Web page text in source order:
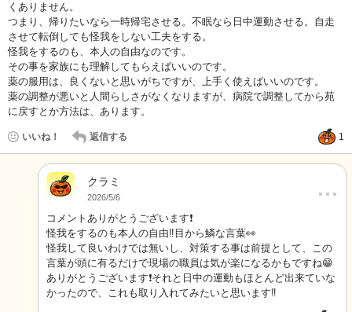
くありません。
つまり、帰りたいなら一時帰宅させる。不眠なら日中運動させる。自走
させて転倒しても怪我をしない工夫をする。
怪我をするのも、本人の自由なのです。
その事を家族にも理解してもらえばいいのです。
薬の服用は、良くないと思いがちですが、上手く使えばいいのです。
薬の調整が悪いと人間らしさがなくなりますが、病院で調整してから苑
に戻すとか方法は、あります。
いいね！ 返信する 1
クラミ
2026/5/6 …
コメントありがとうございます❗️
怪我をするのも本人の自由‼️目から鱗な言葉👀
怪我して良いわけでは無いし、対策する事は前提として、この
言葉が頭に有るだけで現場の職員は気が楽になるかもですね😁
ありがとうございます❗️それと日中の運動もほとんど出来ていな
かったので、これも取り入れてみたいと思います‼️